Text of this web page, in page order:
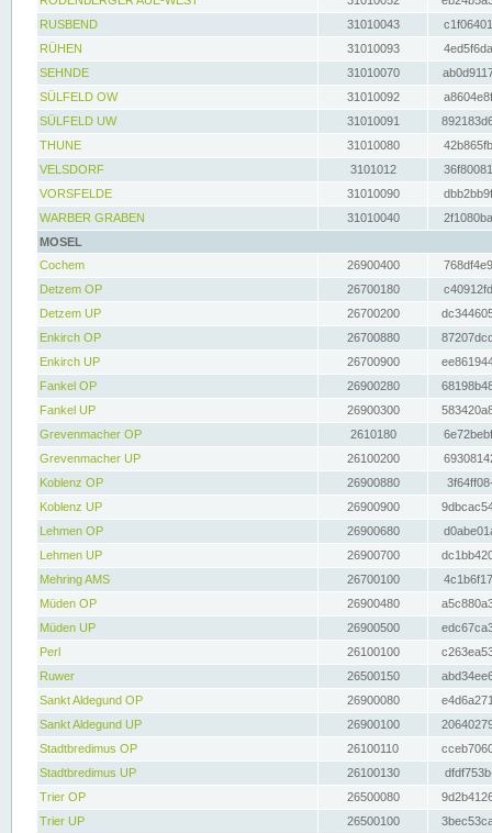
RUSBEND
31010043
RÜHEN
31010093
SEHNDE
31010070
SÜLFELD OW
31010092
SÜLFELD UW
31010091
THUNE
31010080
VELSDORF
3101012
VORSFELDE
31010090
WARBER GRABEN
31010040
MOSEL
Cochem
26900400
Detzem OP
26700180
Detzem UP
26700200
Enkirch OP
26700880
Enkirch UP
26700900
Fankel OP
26900280
Fankel UP
26900300
Grevenmacher OP
2610180
Grevenmacher UP
26100200
Koblenz OP
26900880
Koblenz UP
26900900
Lehmen OP
26900680
Lehmen UP
26900700
Mehring AMS
26700100
Müden OP
26900480
Müden UP
26900500
Perl
26100100
Ruwer
26500150
Sankt Aldegund OP
26900080
Sankt Aldegund UP
26900100
Stadtbredimus OP
26100110
Stadtbredimus UP
26100130
Trier OP
26500080
Trier UP
26500100